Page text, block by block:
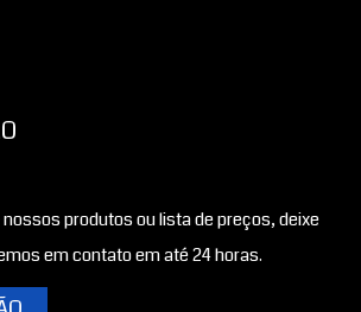
produtos ou lista de preços, deixe
em contato em até 24 horas.